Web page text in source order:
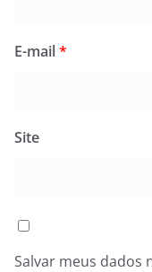
E-mail*
Site
Salvar meus dados